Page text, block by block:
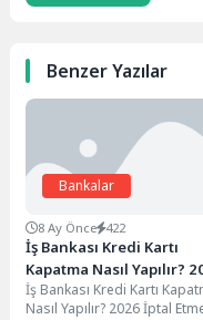
Benzer Yazılar
Bankalar
8 Ay Önce 422
İş Bankası Kredi Kartı
Kapatma Nasıl Yapılır?
İptal Etme Yöntemleri
İş Bankası Kredi Kartı
Nasıl Yapılır? 2026 İptal